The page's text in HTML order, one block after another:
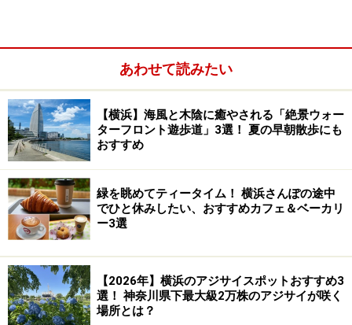
横浜ビールは、1995年に創業したクラフトビール醸造
所。驛の食卓は、横浜ビール直営の醸造所を併設したビ
アレストランです。モットーは「地元のビールを地元の
食材とともに地元の方々へ」。
常時、定番5種類（ヴァイツェン、アルト、ペールエー
ル、ピルスナー、横浜ラガー）のできたて樽生ビールが
楽しめます。そのほか、期間限定醸造のビールもありま
あわせて読みたい
【横浜】海風と木陰に癒やされる「絶景ウォー
ターフロント遊歩道」3選！ 夏の早朝散歩にも
おすすめ
緑を眺めてティータイム！ 横浜さんぽの途中
でひと休みしたい、おすすめカフェ＆ベーカリ
ー3選
【2026年】横浜のアジサイスポットおすすめ3
選！ 神奈川県下最大級2万株のアジサイが咲く
場所とは？